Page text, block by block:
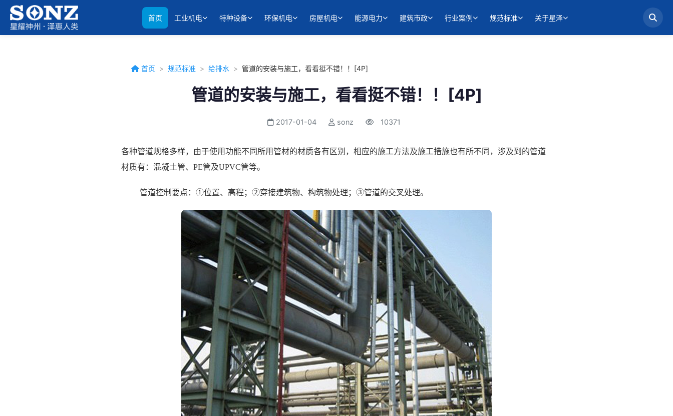
首页 工业机电 特种设备 环保机电 房屋机电 能源电力 建筑市政 行业案例 规范标准 关于星泽
首页 > 规范标准 > 给排水 > 管道的安装与施工，看看挺不错！！[4P]
管道的安装与施工，看看挺不错！！[4P]
2017-01-04 sonz 10371
各种管道规格多样，由于使用功能不同所用管材的材质各有区别，相应的施工方法及施工措施也有所不同，涉及到的管道
材质有：混凝土管、PE管及UPVC管等。
管道控制要点：①位置、高程；②穿接建筑物、构筑物处理；③管道的交叉处理。